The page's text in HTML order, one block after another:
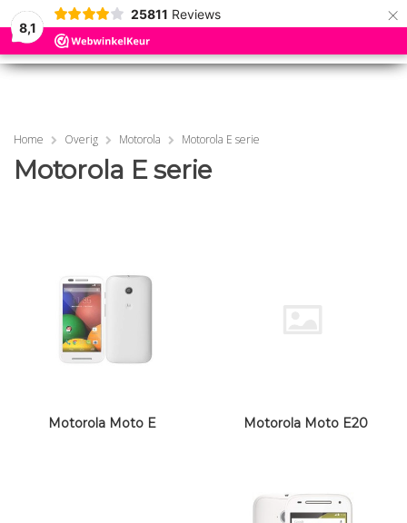
8,1
25811 Reviews ×
MENU
MENU
Home Overig Motorola Motorola E serie
Motorola E serie
Motorola Moto E Motorola Moto E20